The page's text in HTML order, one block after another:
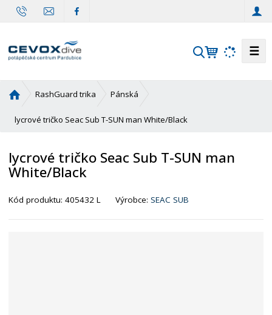
V
t
☰
o
í
s
r
RashGuard trika Pánská
lycrové tričko Seac Sub T-SUN man White/Black
lycrové tričko Seac Sub T-SUN man
White/Black
Kód produktu:405432 L Výrobce:SEAC SUB